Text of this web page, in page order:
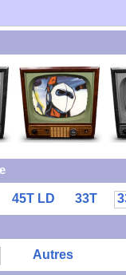
45T LD 33T
Autres